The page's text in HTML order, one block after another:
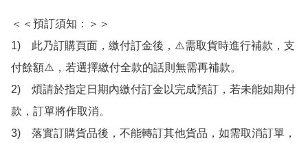
＜＜預訂須知：＞＞
1)　此乃訂購頁面，繳付訂金後，⚠️需取貨時進行補款，支
付餘額⚠️，若選擇繳付全款的話則無需再補款。
2)　煩請於指定日期內繳付訂金以完成預訂，若未能如期付
款，訂單將作取消。
3)　落實訂購貨品後，不能轉訂其他貨品，如需取消訂單，